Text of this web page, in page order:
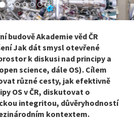
budově Akademie věd ČR
Jak dát smysl otevřené
k diskusi nad principy a
science, dále OS). Cílem
různé cesty, jak efektivně
OS v ČR, diskutovat o
integritou, důvěryhodností
kontextem.